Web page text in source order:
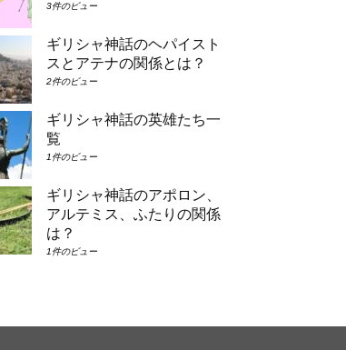
3件のビュー
ギリシャ神話のヘパイスト
スとアテナの関係とは？
2件のビュー
ギリシャ神話の英雄たち一
覧
1件のビュー
ギリシャ神話のアポロン、
アルテミス、ふたりの関係
は？
1件のビュー